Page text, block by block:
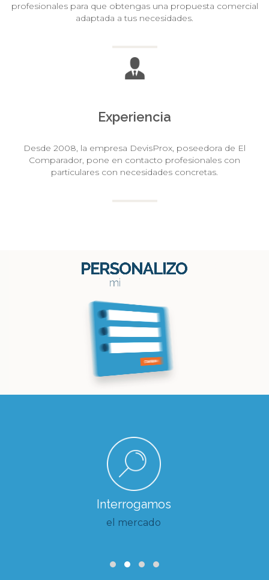
profesionales para que obtengas una propuesta comercial
adaptada a tus necesidades.
Experiencia
Desde 2008, la empresa DevisProx, poseedora de El
Comparador, pone en contacto profesionales con
particulares con necesidades concretas.
Interrogamos
el mercado